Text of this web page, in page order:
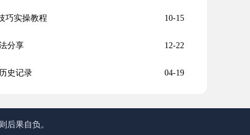
巧实操教程 10-15
分享 12-22
史记录 04-19
后果自负。